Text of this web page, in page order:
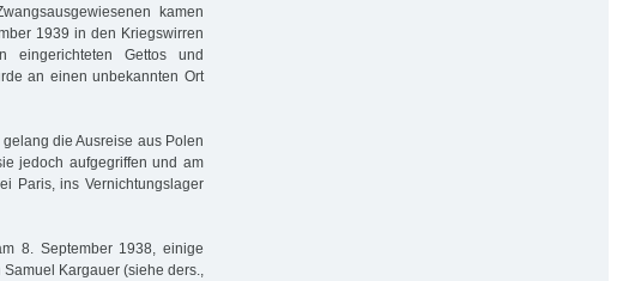
kamen
1939 in den Kriegswirren
Gettos und
an einen unbekannten Ort
die Ausreise aus Polen
jedoch aufgegriffen und am
Paris, ins Vernichtungslager
8. September 1938, einige
Kargauer (siehe ders.,